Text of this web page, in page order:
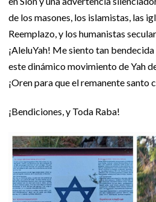
de los masones, los islamistas, las
Reemplazo, y los humanistas
¡AleluYah! Me siento tan
este dinámico movimiento de Yah
¡Oren para que el remanente santo
¡Bendiciones, y Toda Raba!